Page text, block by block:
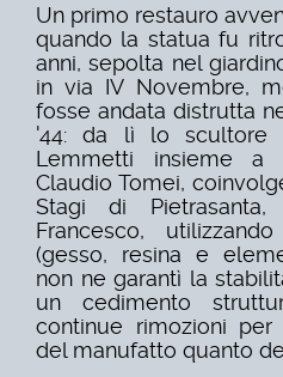
Un primo restauro
quando la statua fu
anni, sepolta nel
in via IV Novembre,
fosse andata distrutta
'44: da lì lo scultore
Lemmetti insieme a
Claudio Tomei,
Stagi di
Francesco,
(gesso, resina e
non ne garantì la
un cedimento
continue rimozioni
del manufatto quanto